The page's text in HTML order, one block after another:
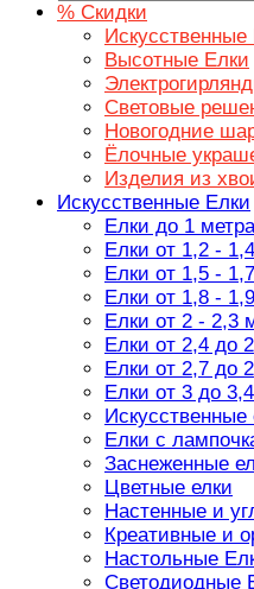
% Скидки
Искусственные
Высотные Елки
Световые
Новогодние
Ёлочные
Изделия из
Искусственные Елки
Елки до 1 метра
Елки от 1,2 -
Елки от 1,5 -
Елки от 1,8 -
Елки от 2 - 2,3
Елки от 2,4 до
Елки от 2,7 до
Елки от 3 до
Искусственные
Елки с
Заснеженные
Цветные елки
Настенные и
Креативные и
Настольные
Светодиодные